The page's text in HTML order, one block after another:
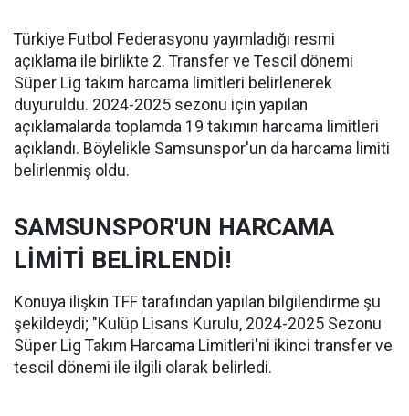
Türkiye Futbol Federasyonu yayımladığı resmi
açıklama ile birlikte 2. Transfer ve Tescil dönemi
Süper Lig takım harcama limitleri belirlenerek
duyuruldu. 2024-2025 sezonu için yapılan
açıklamalarda toplamda 19 takımın harcama limitleri
açıklandı. Böylelikle Samsunspor'un da harcama limiti
belirlenmiş oldu.
SAMSUNSPOR'UN HARCAMA
LİMİTİ BELİRLENDİ!
Konuya ilişkin TFF tarafından yapılan bilgilendirme şu
şekildeydi; "Kulüp Lisans Kurulu, 2024-2025 Sezonu
Süper Lig Takım Harcama Limitleri'ni ikinci transfer ve
tescil dönemi ile ilgili olarak belirledi.